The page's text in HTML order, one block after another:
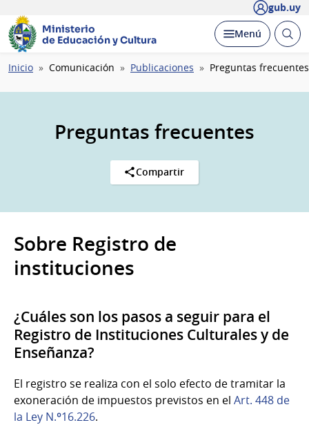
gub.uy
Ministerio
de Educación y Cultura
Desplegar
Menú Abrir
Ruta
navegación
Inicio Comunicación Publicaciones Preguntas frecuentes
Preguntas frecuentes
Compartir
Sobre Registro de
instituciones
¿Cuáles son los pasos a seguir para el
Registro de Instituciones Culturales y de
Enseñanza?
El registro se realiza con el solo efecto de tramitar la
exoneración de impuestos previstos en el Art. 448 de
la Ley N.º16.226.